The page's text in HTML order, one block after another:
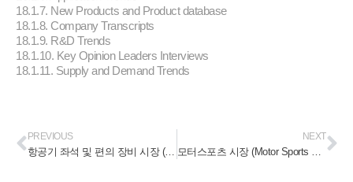
18.1.7. New Products and Product database
18.1.8. Company Transcripts
18.1.9. R&D Trends
18.1.10. Key Opinion Leaders Interviews
18.1.11. Supply and Demand Trends
PREVIOUS
항공기 좌석 및 편의 장비 시장 (Aircraft Seating, Seat Cover, Amenities and Auxiliaries Market) 2024-2030
NEXT